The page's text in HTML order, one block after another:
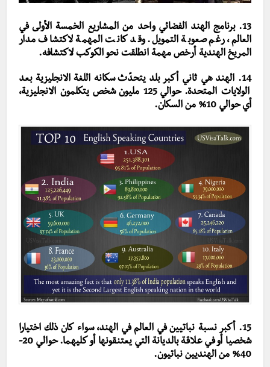
13. برنامج الهند الفضائي واحد من المشاريع الخمسة الأولى في
العالم، رغم صعوبة التمويل. وقد كانت المهمة لاكتشاف مدار
المريخ الهندية أرخص مهمة انطلقت نحو الكوكب لاكتشافه.
14. الهند هي ثاني أكبر بلد يتحدّث سكانه اللغة الانجليزية بعد
الولايات المتحدة. حوالي 125 مليون شخص يتكلمون الانجليزية،
أي حوالي 10% من السكان.
15. أكبر نسبة نباتيين في العالم في الهند، سواء كان ذلك اختيارا
شخصيا أو في علاقة بالديانة التي يعتنقونها أو كليهما. حوالي 20-
40% من الهنديين نباتيون.